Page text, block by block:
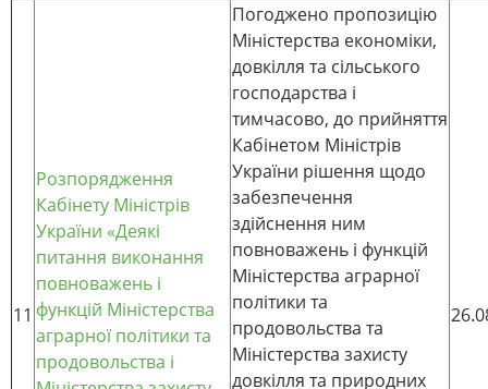
11
Розпорядження
Кабінету Міністрів
України «Деякі
питання виконання
повноважень і
функцій Міністерства
аграрної політики та
продовольства і
Погоджено пропозицію
Міністерства економіки,
довкілля та сільського
господарства і
тимчасово, до прийняття
Кабінетом Міністрів
України рішення щодо
забезпечення
здійснення ним
повноважень і функцій
Міністерства аграрної
політики та
продовольства та
Міністерства захисту
довкілля та природних